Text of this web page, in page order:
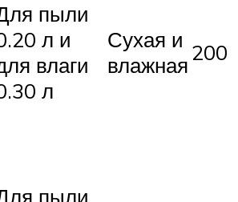
пыли
л и
влаги
л
Сухая и
влажная200
пыли